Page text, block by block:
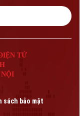
TỬ
sách bảo mật